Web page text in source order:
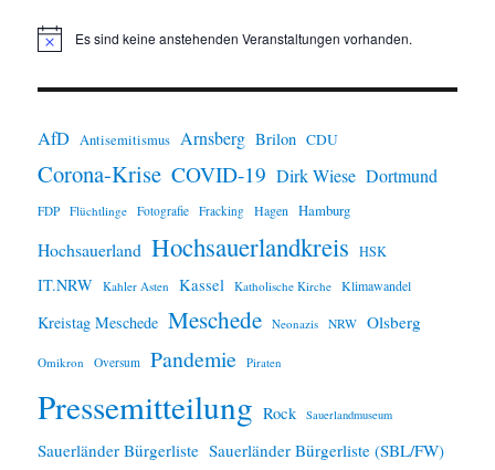
H
Es sind keine anstehenden Veranstaltungen vorhanden.
AfD Antisemitismus Arnsberg Brilon CDU
Corona-Krise COVID-19 Dirk Wiese Dortmund
FDP Flüchtlinge Fotografie Fracking Hagen Hamburg
Hochsauerland Hochsauerlandkreis HSK
IT.NRW Kahler Asten Kassel Katholische Kirche Klimawandel
Kreistag Meschede Meschede Neonazis NRW Olsberg
Omikron Oversum Pandemie Piraten
Pressemitteilung Rock Sauerlandmuseum
Sauerländer Bürgerliste Sauerländer Bürgerliste (SBL/FW)